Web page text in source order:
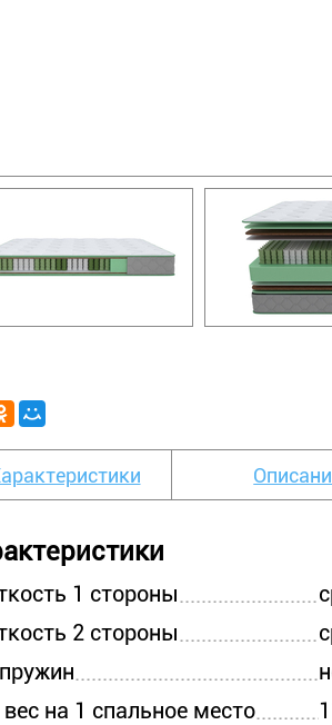
1 стороны
2 стороны
на 1 спальное место